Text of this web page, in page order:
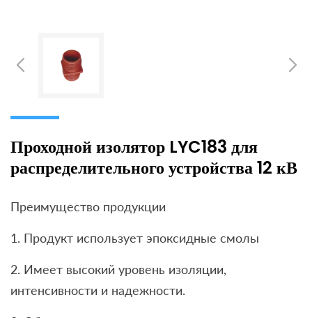
Проходной изолятор LYC183 для
распределительного устройства 12 кВ
Преимущество продукции
1. Продукт использует эпоксидные смолы
2. Имеет высокий уровень изоляции,
интенсивности и надежности.